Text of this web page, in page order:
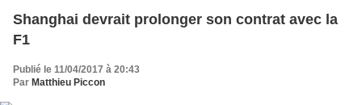
Shanghai devrait prolonger son contrat avec la
F1
Publié le 11/04/2017 à 20:43
Par Matthieu Piccon